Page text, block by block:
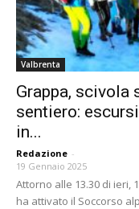
Valbrenta
Grappa, scivola
sentiero:
in...
Redazione -
19 Gennaio 2025
Attorno alle 13.30 di ieri,
ha attivato il Soccorso